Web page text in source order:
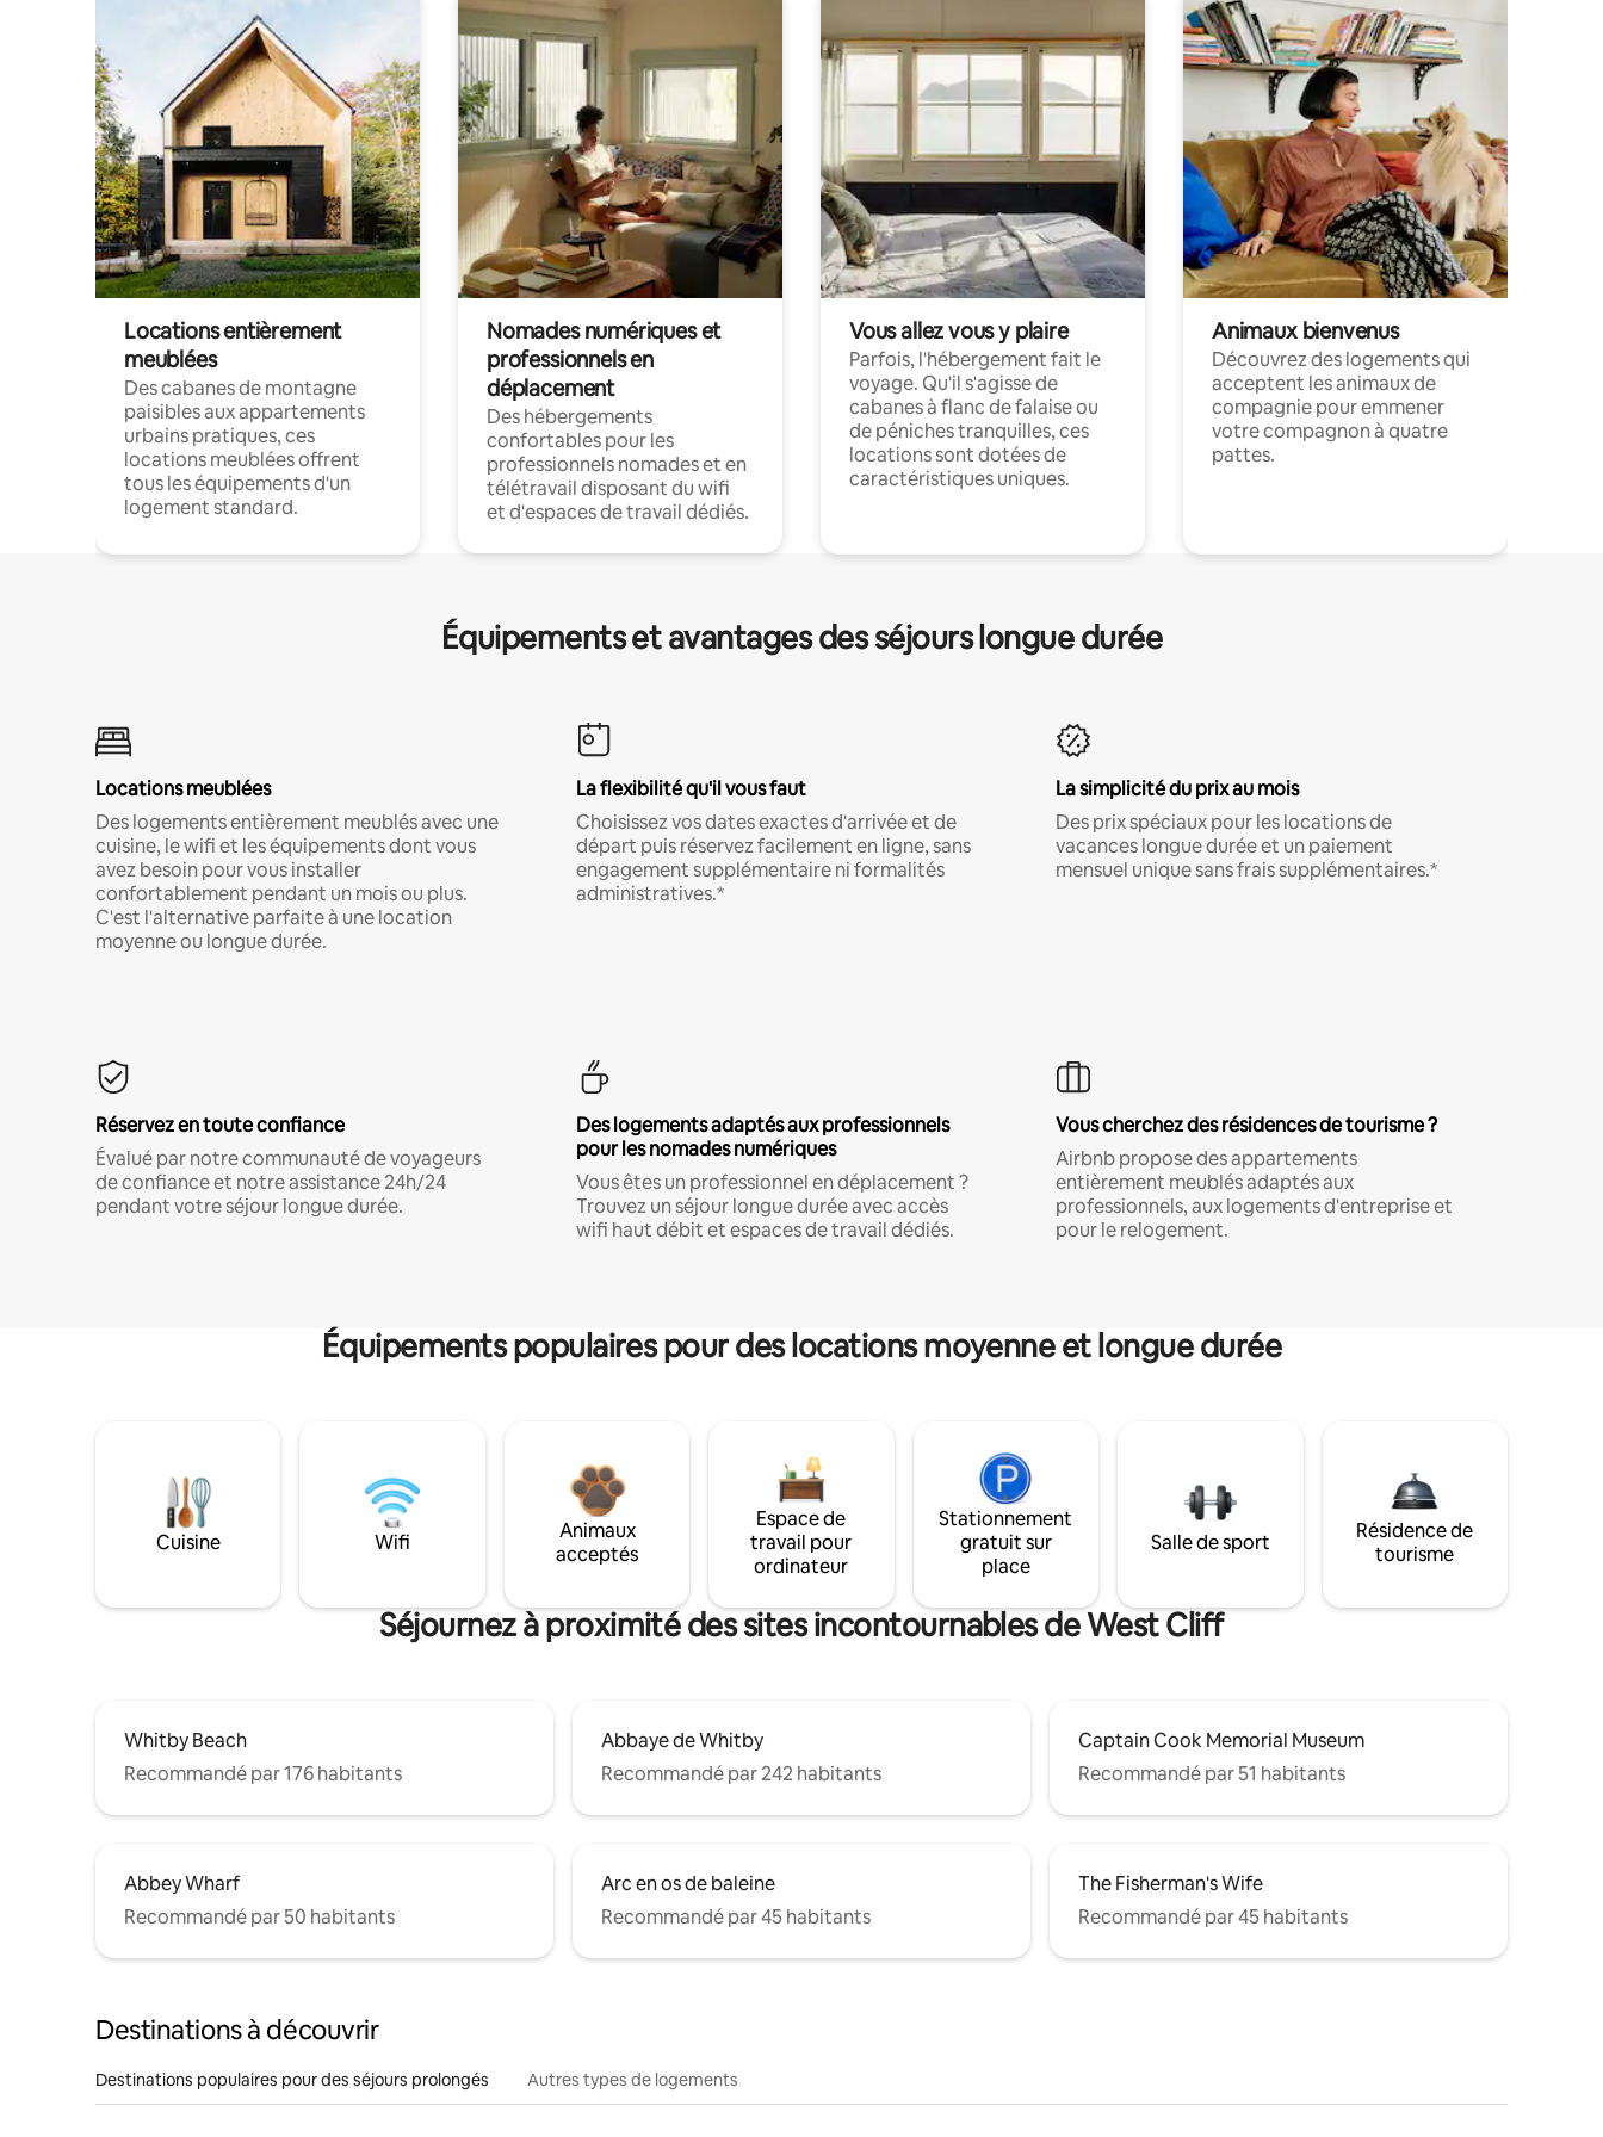
Locations entièrement
meublées
Des cabanes de montagne
paisibles aux appartements
urbains pratiques, ces
locations meublées offrent
tous les équipements d'un
logement standard.
Nomades numériques et
professionnels en
déplacement
Des hébergements
confortables pour les
professionnels nomades et en
télétravail disposant du wifi
et d'espaces de travail dédiés.
Vous allez vous y plaire
Parfois, l'hébergement fait le
voyage. Qu'il s'agisse de
cabanes à flanc de falaise ou
de péniches tranquilles, ces
locations sont dotées de
caractéristiques uniques.
Animaux bienvenus
Découvrez des logements qui
acceptent les animaux de
compagnie pour emmener
votre compagnon à quatre
pattes.
Équipements et avantages des séjours longue durée
Locations meublées
Des logements entièrement meublés avec une
cuisine, le wifi et les équipements dont vous
avez besoin pour vous installer
confortablement pendant un mois ou plus.
C'est l'alternative parfaite à une location
moyenne ou longue durée.
La flexibilité qu'il vous faut
Choisissez vos dates exactes d'arrivée et de
départ puis réservez facilement en ligne, sans
engagement supplémentaire ni formalités
administratives.*
La simplicité du prix au mois
Des prix spéciaux pour les locations de
vacances longue durée et un paiement
mensuel unique sans frais supplémentaires.*
Réservez en toute confiance
Évalué par notre communauté de voyageurs
de confiance et notre assistance 24h/24
pendant votre séjour longue durée.
Des logements adaptés aux professionnels
pour les nomades numériques
Vous êtes un professionnel en déplacement ?
Trouvez un séjour longue durée avec accès
wifi haut débit et espaces de travail dédiés.
Vous cherchez des résidences de tourisme ?
Airbnb propose des appartements
entièrement meublés adaptés aux
professionnels, aux logements d'entreprise et
pour le relogement.
Équipements populaires pour des locations moyenne et longue durée
Cuisine Wifi
Animaux
acceptés
Espace de
travail pour
ordinateur
Stationnement
gratuit sur
place
Salle de sport
Résidence de
tourisme
Séjournez à proximité des sites incontournables de West Cliff
Whitby Beach
Recommandé par 176 habitants
Abbaye de Whitby
Recommandé par 242 habitants
Captain Cook Memorial Museum
Recommandé par 51 habitants
Abbey Wharf
Recommandé par 50 habitants
Arc en os de baleine
Recommandé par 45 habitants
The Fisherman's Wife
Recommandé par 45 habitants
Destinations à découvrir
Destinations populaires pour des séjours prolongés Autres types de logements